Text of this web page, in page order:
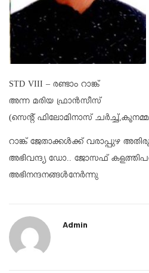
STD VIII – രണ്ടാം റാങ്ക്
അന്ന മരിയ ഫ്രാന്‍സീസ്
(സെന്റ് ഫിലോമിനാസ്
റാങ്ക് ജേതാക്കള്‍ക്ക് വരാപ്പുഴ
അഭിവന്ദ്യ ഡോ.. ജോസഫ്
അഭിനന്ദനങ്ങള്‍നേര്‍ന്നു
Admin